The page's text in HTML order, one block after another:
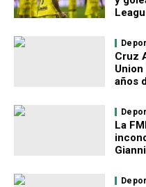
Cruz
años
La